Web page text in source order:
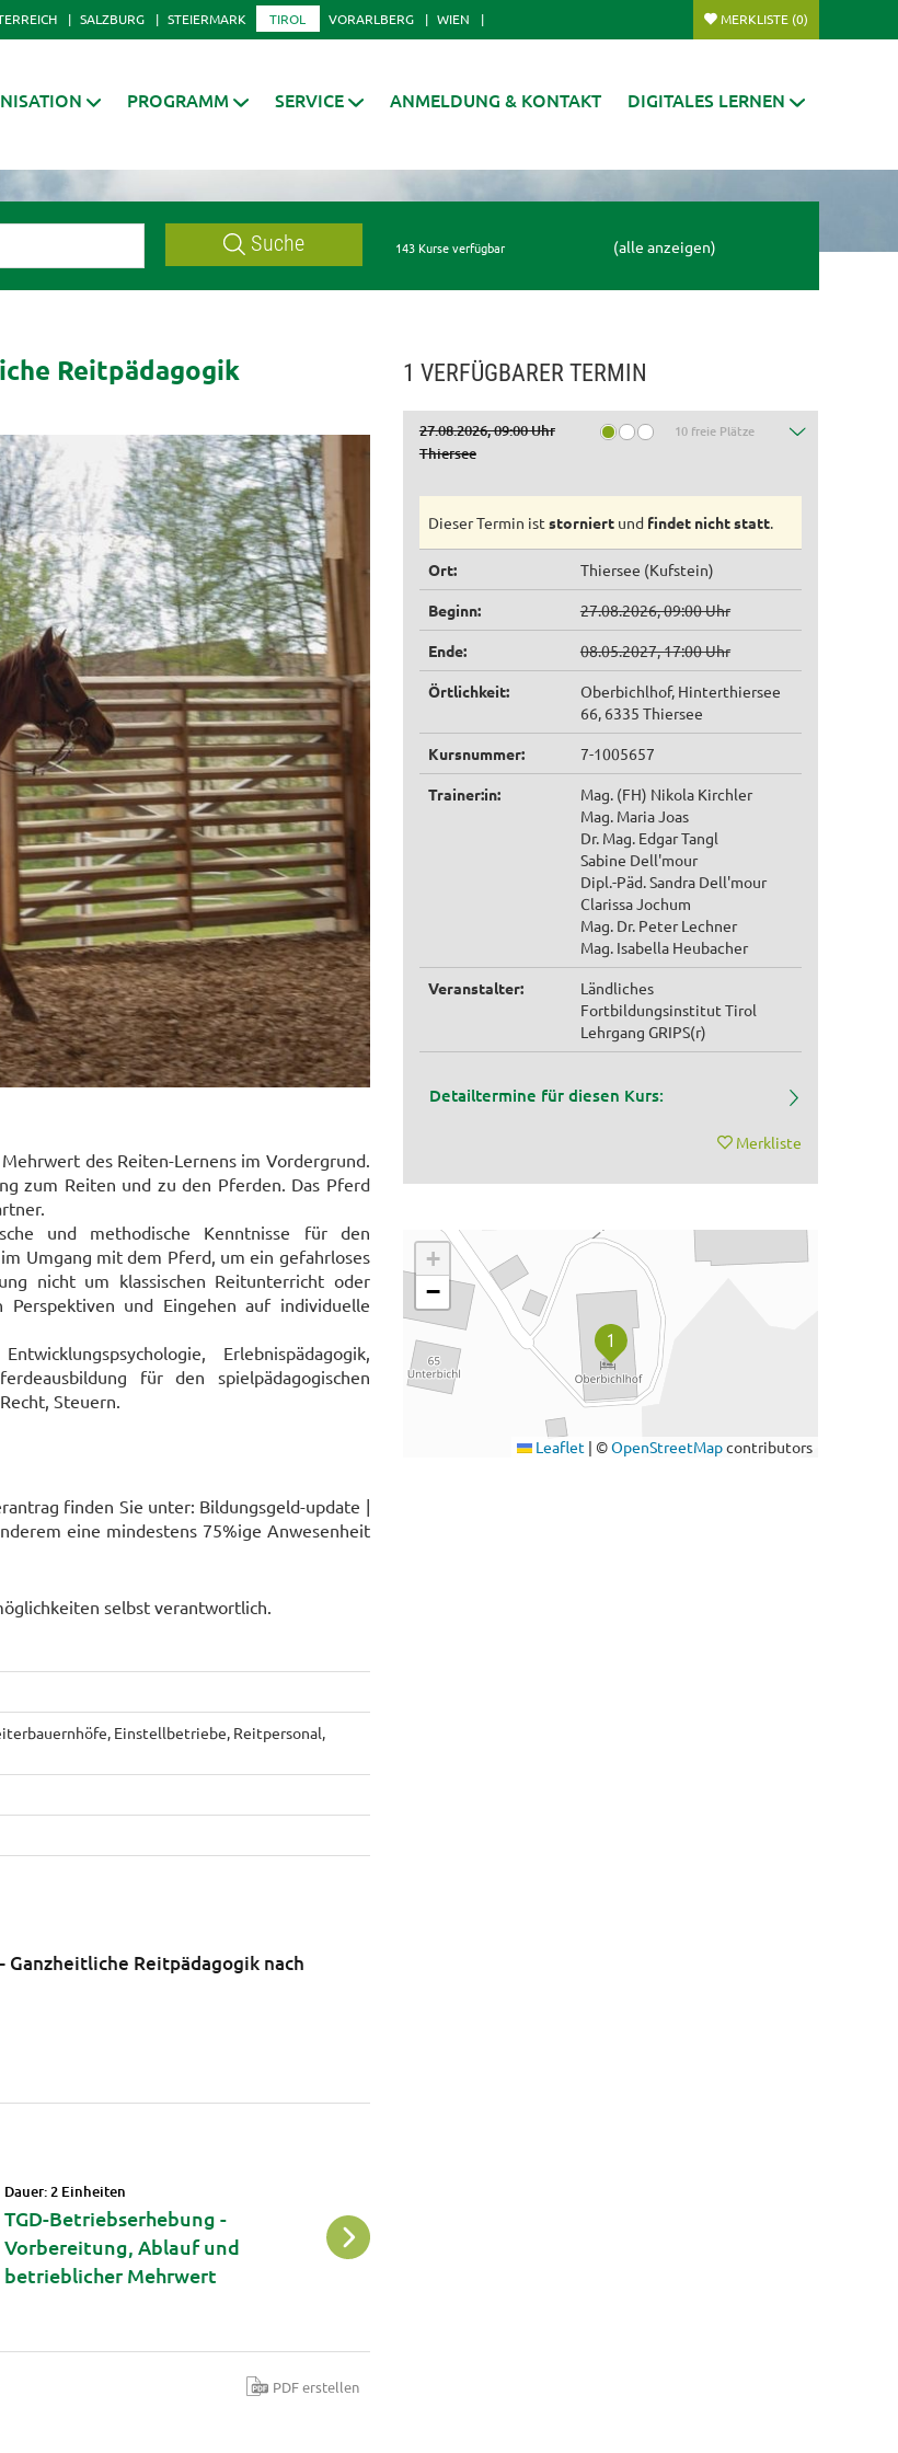
SALZBURG STEIERMARK TIROL VORARLBERG WIEN MERKLISTE (0)
PROGRAMM SERVICE ANMELDUNG & KONTAKT DIGITALES LERNEN
Suche 143 Kurse verfügbar (alle anzeigen)
Reitpädagogik
des Reiten-Lernens im Vordergrund.
zum Reiten und zu den Pferden. Das Pferd
und methodische Kenntnisse für den
Umgang mit dem Pferd, um ein gefahrloses
nicht um klassischen Reitunterricht oder
und Eingehen auf individuelle
Erlebnispädagogik,
für den spielpädagogischen
Steuern.
finden Sie unter: Bildungsgeld-update |
eine mindestens 75%ige Anwesenheit
selbst verantwortlich.
Einstellbetriebe, Reitpersonal,
Reitpädagogik nach
Dauer: 2 Einheiten
TGD-Betriebserhebung -
Vorbereitung, Ablauf und
betrieblicher Mehrwert
PDF erstellen
1 VERFÜGBARER TERMIN
27.08.2026, 09:00 Uhr 10 freie Plätze
Thiersee
Dieser Termin ist storniertund findet nicht statt.
Ort: Thiersee (Kufstein)
Beginn: 27.08.2026, 09:00 Uhr
Ende: 08.05.2027, 17:00 Uhr
Örtlichkeit:
Oberbichlhof, Hinterthiersee
66, 6335 Thiersee
Kursnummer: 7-1005657
Trainer:in:
Mag. (FH) Nikola Kirchler
Mag. Maria Joas
Dr. Mag. Edgar Tangl
Sabine Dell'mour
Dipl.-Päd. Sandra Dell'mour
Clarissa Jochum
Mag. Dr. Peter Lechner
Mag. Isabella Heubacher
Veranstalter:
Ländliches
Fortbildungsinstitut Tirol
Lehrgang GRIPS(r)
Detailtermine für diesen Kurs:
Merkliste
+
−
Leaflet | ©OpenStreetMapcontributors